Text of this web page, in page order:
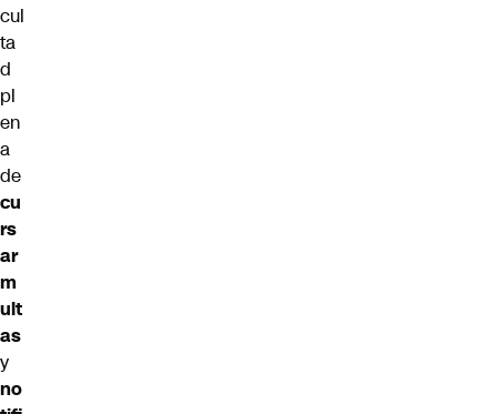
cul
ta
d
pl
en
a
de
cu
rs
ar
m
ult
as
y
no